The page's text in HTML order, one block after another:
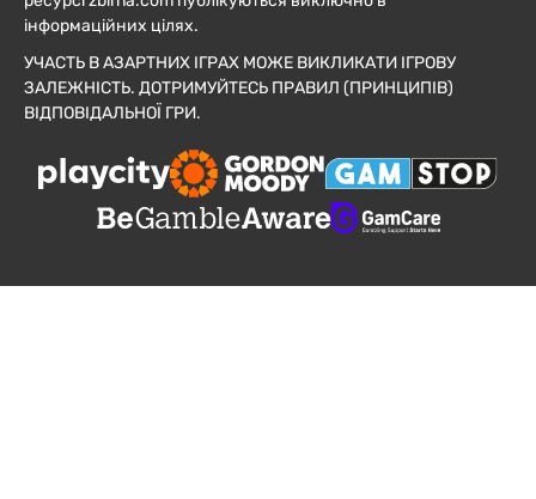
інформаційних цілях.
УЧАСТЬ В АЗАРТНИХ ІГРАХ МОЖЕ ВИКЛИКАТИ ІГРОВУ
ЗАЛЕЖНІСТЬ. ДОТРИМУЙТЕСЬ ПРАВИЛ (ПРИНЦИПІВ)
ВІДПОВІДАЛЬНОЇ ГРИ.